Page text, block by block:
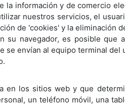
la información y de comercio
nuestros servicios, el
de 'cookies' y la eliminación
su navegador, es posible
se envían al equipo terminal
en los sitios web y que
un teléfono móvil, una